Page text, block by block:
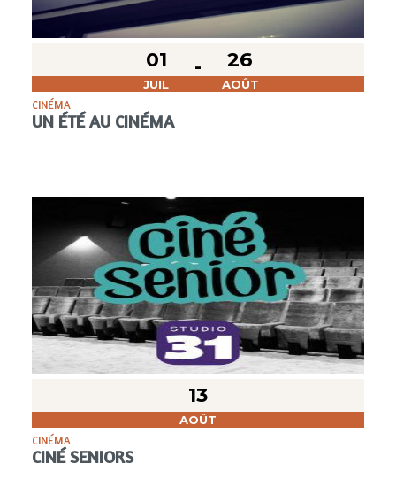
01
JUIL
26
AOÛT
CINÉMA
UN ÉTÉ AU CINÉMA
13
AOÛT
CINÉMA
CINÉ SENIORS